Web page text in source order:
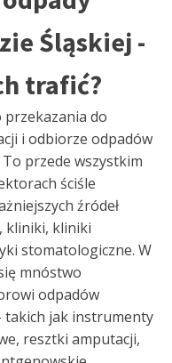
Śląskiej -
trafić?
przekazania do
i odbiorze odpadów
To przede wszystkim
ściśle
źródeł
kliniki, kliniki
stomatologiczne. W
mnóstwo
odpadów
takich jak instrumenty
resztki amputacji,